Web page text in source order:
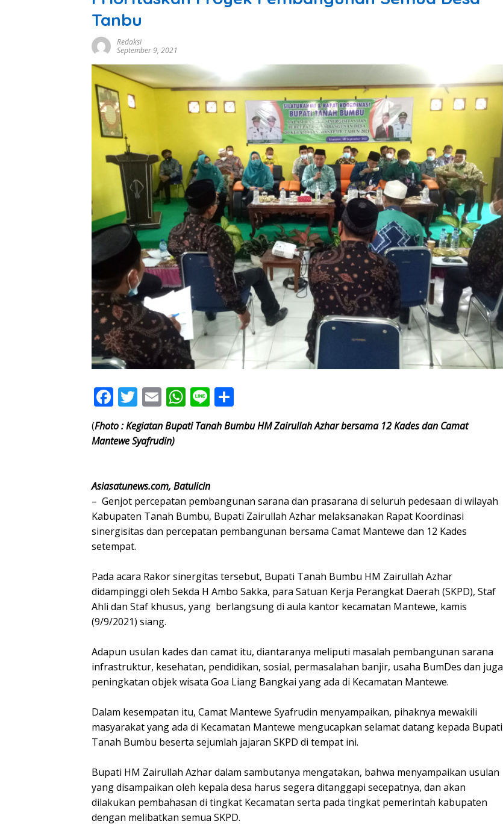
Tanbu
Redaksi
September 9, 2021
F
ac
e
o
k
T
w
itt
er
E
m
ai
W
h
at
p
p
Li
n
e
h
ar
(Fhoto : Kegiatan Bupati Tanah Bumbu HM Zairullah Azhar bersama 12 Kades dan Camat
Mantewe Syafrudin)
Asiasatunews.com, Batulicin
– Genjot percepatan pembangunan sarana dan prasarana di seluruh pedesaan di wilayah
Kabupaten Tanah Bumbu, Bupati Zairullah Azhar melaksanakan Rapat Koordinasi
sinergisitas dan percepatan pembangunan bersama Camat Mantewe dan 12 Kades
setempat.
Pada acara Rakor sinergitas tersebut, Bupati Tanah Bumbu HM Zairullah Azhar
didampinggi oleh Sekda H Ambo Sakka, para Satuan Kerja Perangkat Daerah (SKPD), Staf
Ahli dan Staf khusus, yang berlangsung di aula kantor kecamatan Mantewe, kamis
(9/9/2021) siang.
Adapun usulan kades dan camat itu, diantaranya meliputi masalah pembangunan sarana
infrastruktur, kesehatan, pendidikan, sosial, permasalahan banjir, usaha BumDes dan juga
peningkatan objek wisata Goa Liang Bangkai yang ada di Kecamatan Mantewe.
Dalam kesempatan itu, Camat Mantewe Syafrudin menyampaikan, pihaknya mewakili
masyarakat yang ada di Kecamatan Mantewe mengucapkan selamat datang kepada Bupati
Tanah Bumbu beserta sejumlah jajaran SKPD di tempat ini.
Bupati HM Zairullah Azhar dalam sambutanya mengatakan, bahwa menyampaikan usulan
yang disampaikan oleh kepala desa harus segera ditanggapi secepatnya, dan akan
dilakukan pembahasan di tingkat Kecamatan serta pada tingkat pemerintah kabupaten
dengan melibatkan semua SKPD.